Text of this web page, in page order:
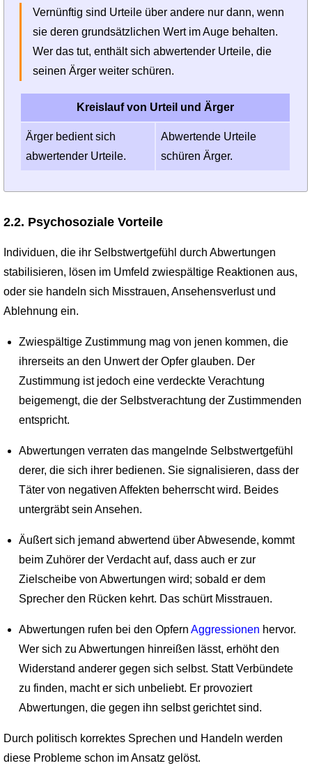
Vernünftig sind Urteile über andere nur dann, wenn
sie deren grundsätzlichen Wert im Auge behalten.
Wer das tut, enthält sich abwertender Urteile, die
seinen Ärger weiter schüren.
Kreislauf von Urteil und Ärger
Ärger bedient sich
abwertender Urteile.
Abwertende Urteile
schüren Ärger.
2.2. Psychosoziale Vorteile
Individuen, die ihr Selbstwertgefühl durch Abwertungen
stabilisieren, lösen im Umfeld zwiespältige Reaktionen aus,
oder sie handeln sich Misstrauen, Ansehensverlust und
Ablehnung ein.
Zwiespältige Zustimmung mag von jenen kommen, die
ihrerseits an den Unwert der Opfer glauben. Der
Zustimmung ist jedoch eine verdeckte Verachtung
beigemengt, die der Selbstverachtung der Zustimmenden
entspricht.
Abwertungen verraten das mangelnde Selbstwertgefühl
derer, die sich ihrer bedienen. Sie signalisieren, dass der
Täter von negativen Affekten beherrscht wird. Beides
untergräbt sein Ansehen.
Äußert sich jemand abwertend über Abwesende, kommt
beim Zuhörer der Verdacht auf, dass auch er zur
Zielscheibe von Abwertungen wird; sobald er dem
Sprecher den Rücken kehrt. Das schürt Misstrauen.
Abwertungen rufen bei den OpfernAggressionen hervor.
Wer sich zu Abwertungen hinreißen lässt, erhöht den
Widerstand anderer gegen sich selbst. Statt Verbündete
zu finden, macht er sich unbeliebt. Er provoziert
Abwertungen, die gegen ihn selbst gerichtet sind.
Durch politisch korrektes Sprechen und Handeln werden
diese Probleme schon im Ansatz gelöst.